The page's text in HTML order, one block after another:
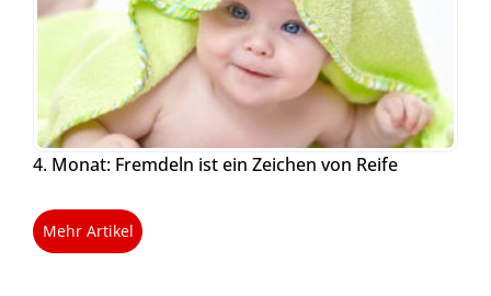
4. Monat: Fremdeln ist ein Zeichen von Reife
Mehr Artikel